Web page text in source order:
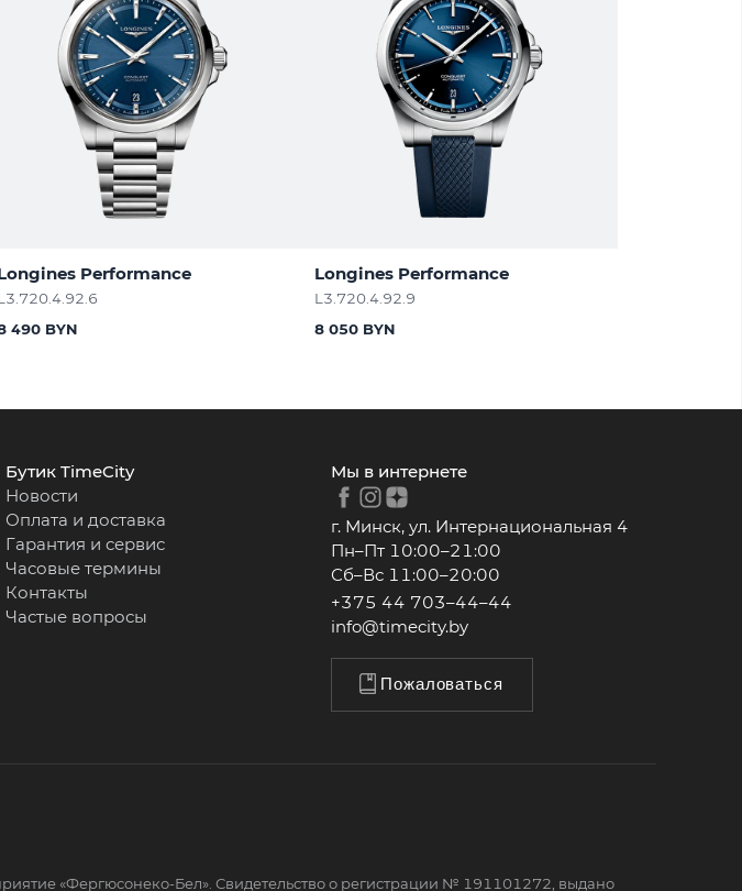
Performance
490 BYN
Longines Performance
L3.720.4.92.9
8 050 BYN
Бутик TimeCity
Новости
Оплата и доставка
Гарантия и сервис
Часовые термины
Контакты
Частые вопросы
Мы в интернете
г. Минск, ул. Интернациональная 4
Пн–Пт 10:00–21:00
Сб–Вс 11:00–20:00
+375 44 703–44–44
info@timecity.by
Пожаловаться
«Фергюсонеко-Бел». Свидетельство о регистрации № 191101272, выдано